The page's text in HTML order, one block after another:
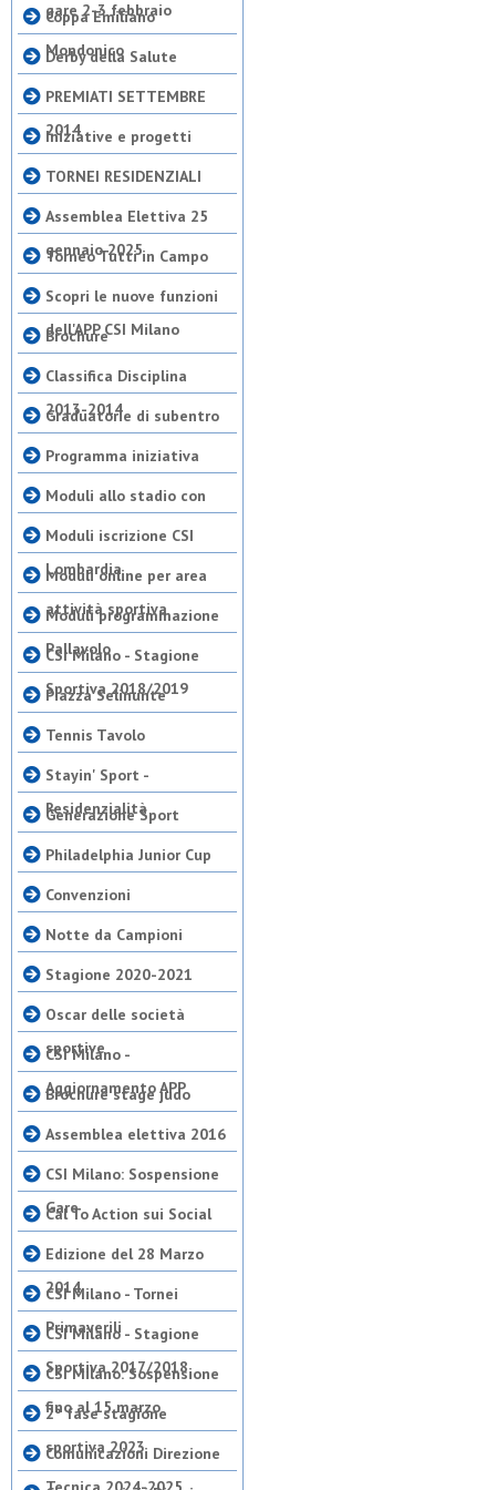
gare 2-3 febbraio
Coppa Emiliano
Mondonico
Derby della Salute
PREMIATI SETTEMBRE
2014
Iniziative e progetti
TORNEI RESIDENZIALI
Assemblea Elettiva 25
gennaio 2025
Torneo Tutti in Campo
Scopri le nuove funzioni
dell'APP CSI Milano
Brochure
Classifica Disciplina
2013-2014
Graduatorie di subentro
Programma iniziativa
Moduli allo stadio con
Moduli iscrizione CSI
Lombardia
Moduli online per area
attività sportiva
Moduli programmazione
Pallavolo
CSI Milano - Stagione
Sportiva 2018/2019
Piazza Selinunte
Tennis Tavolo
Stayin' Sport -
Residenzialità
Generazione Sport
Philadelphia Junior Cup
Convenzioni
Notte da Campioni
Stagione 2020-2021
Oscar delle società
sportive
CSI Milano -
Aggiornamento APP
Brochure stage judo
Assemblea elettiva 2016
CSI Milano: Sospensione
Gare
Cal To Action sui Social
Edizione del 28 Marzo
2014
CSI Milano - Tornei
Primaverili
CSI Milano - Stagione
Sportiva 2017/2018
CSI Milano: Sospensione
fino al 15 marzo
2° fase stagione
sportiva 2023
Comunicazioni Direzione